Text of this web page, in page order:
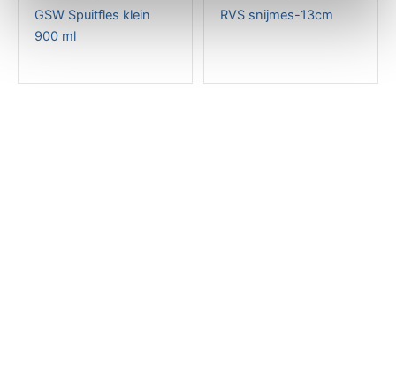
GSW Spuitfles klein
900 ml
RVS snijmes-13cm